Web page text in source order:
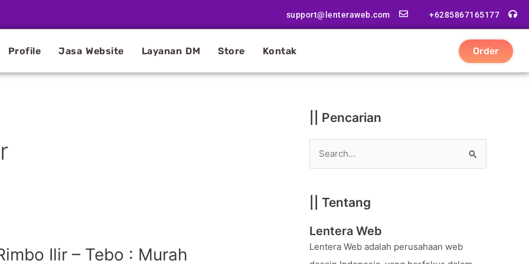
support@lenteraweb.com +6285867165177
Profile Jasa Website Layanan DM Store Kontak Order
Ilir – Tebo : Murah
|| Pencarian
r
c
h
|| Tentang
Lentera Web
Lentera Web adalah perusahaan web
|
t
g
i